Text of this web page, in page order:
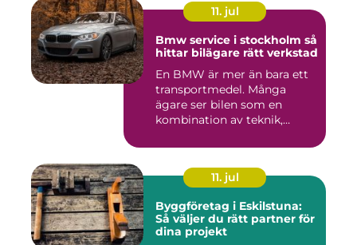
11. jul
Bmw service i stockholm så
hittar bilägare rätt verkstad
En BMW är mer än bara ett
transportmedel. Många
ägare ser bilen som en
kombination av teknik,
11. jul
Byggföretag i Eskilstuna:
Så väljer du rätt partner för
dina projekt